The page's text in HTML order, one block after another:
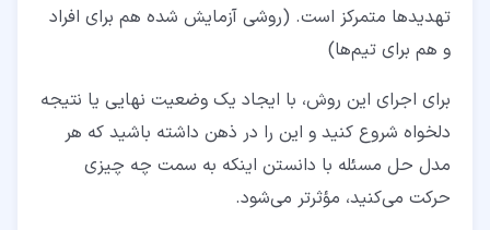
تهدیدها متمرکز است. (روشی آزمایش شده هم برای افراد
و هم برای تیم‌ها)
برای اجرای این روش، با ایجاد یک وضعیت نهایی یا نتیجه
دلخواه شروع کنید و این را در ذهن داشته باشید که هر
مدل حل مسئله با دانستن اینکه به سمت چه چیزی
حرکت می‌کنید، مؤثرتر می‌شود.